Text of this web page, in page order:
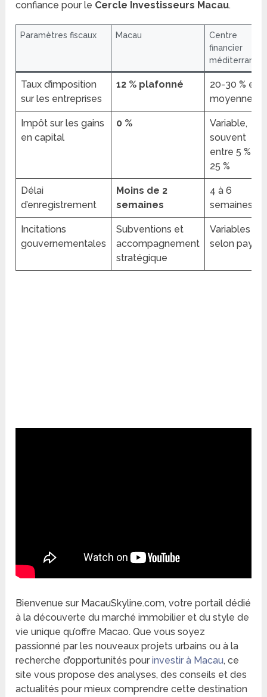
confiance pour le Cercle Investisseurs Macau.
Paramètres fiscaux Macau
Centre
financier
Taux d’imposition
sur les entreprises
12 % plafonné
20-30 % en
moyenne
Impôt sur les gains
en capital
0 %
Variable,
souvent
entre 5 % et
25 %
Délai
d’enregistrement
Moins de 2
semaines
4 à 6
semaines
Incitations
gouvernementales
Subventions et
accompagnement
stratégique
Variables
selon pays
Bienvenue sur MacauSkyline.com, votre portail dédié
à la découverte du marché immobilier et du style de
vie unique qu’offre Macao. Que vous soyez
passionné par les nouveaux projets urbains ou à la
recherche d’opportunités pourinvestir à Macau, ce
site vous propose des analyses, des conseils et des
actualités pour mieux comprendre cette destination